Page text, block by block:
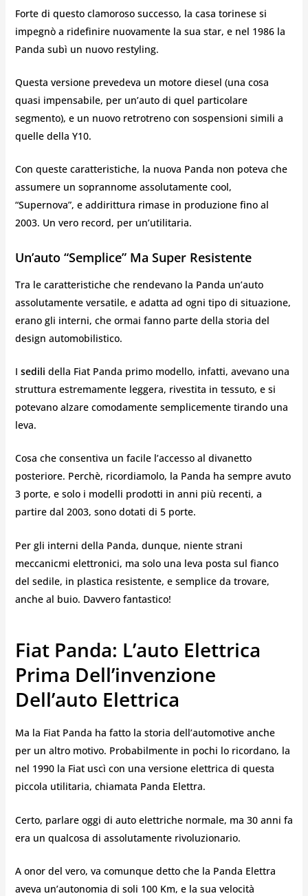
Forte di questo clamoroso successo, la casa torinese si
impegnò a ridefinire nuovamente la sua star, e nel 1986 la
Panda subì un nuovo restyling.
Questa versione prevedeva un motore diesel (una cosa
quasi impensabile, per un’auto di quel particolare
segmento), e un nuovo retrotreno con sospensioni simili a
quelle della Y10.
Con queste caratteristiche, la nuova Panda non poteva che
assumere un soprannome assolutamente cool,
“Supernova”, e addirittura rimase in produzione fino al
2003. Un vero record, per un’utilitaria.
Un’auto “semplice” Ma Super Resistente
Tra le caratteristiche che rendevano la Panda un’auto
assolutamente versatile, e adatta ad ogni tipo di situazione,
erano gli interni, che ormai fanno parte della storia del
design automobilistico.
I sedili della Fiat Panda primo modello, infatti, avevano una
struttura estremamente leggera, rivestita in tessuto, e si
potevano alzare comodamente semplicemente tirando una
leva.
Cosa che consentiva un facile l’accesso al divanetto
posteriore. Perchè, ricordiamolo, la Panda ha sempre avuto
3 porte, e solo i modelli prodotti in anni più recenti, a
partire dal 2003, sono dotati di 5 porte.
Per gli interni della Panda, dunque, niente strani
meccanicmi elettronici, ma solo una leva posta sul fianco
del sedile, in plastica resistente, e semplice da trovare,
anche al buio. Davvero fantastico!
Fiat Panda: L’auto Elettrica
Prima Dell’invenzione
Dell’auto Elettrica
Ma la Fiat Panda ha fatto la storia dell’automotive anche
per un altro motivo. Probabilmente in pochi lo ricordano, la
nel 1990 la Fiat uscì con una versione elettrica di questa
piccola utilitaria, chiamata Panda Elettra.
Certo, parlare oggi di auto elettriche normale, ma 30 anni fa
era un qualcosa di assolutamente rivoluzionario.
A onor del vero, va comunque detto che la Panda Elettra
aveva un’autonomia di soli 100 Km, e la sua velocità